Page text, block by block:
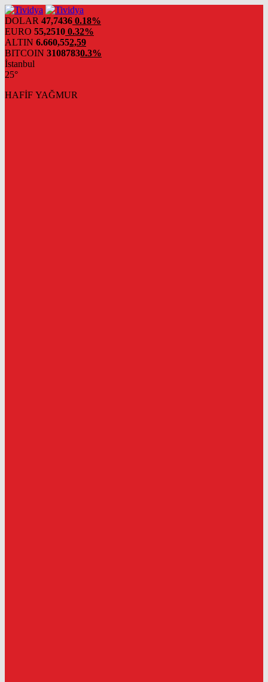
evden
eve
nakliyat
DOLAR 47,7436 0.18%
EURO 55,2510 0.32%
ALTIN 6.660,552,59
BITCOIN 31087830.3%
İstanbul
25°
HAFİF YAĞMUR